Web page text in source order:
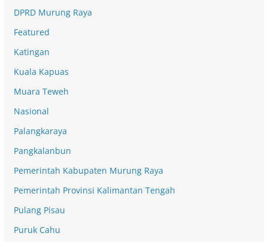
DPRD Murung Raya
Featured
Katingan
Kuala Kapuas
Muara Teweh
Nasional
Palangkaraya
Pangkalanbun
Pemerintah Kabupaten Murung Raya
Pemerintah Provinsi Kalimantan Tengah
Pulang Pisau
Puruk Cahu